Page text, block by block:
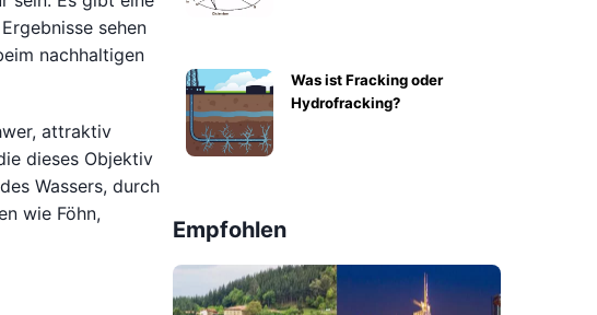
sehen
nachhaltigen
attraktiv
dieses Objektiv
Wassers, durch
wie Föhn,
Was ist Fracking oder
Hydrofracking?
Empfohlen